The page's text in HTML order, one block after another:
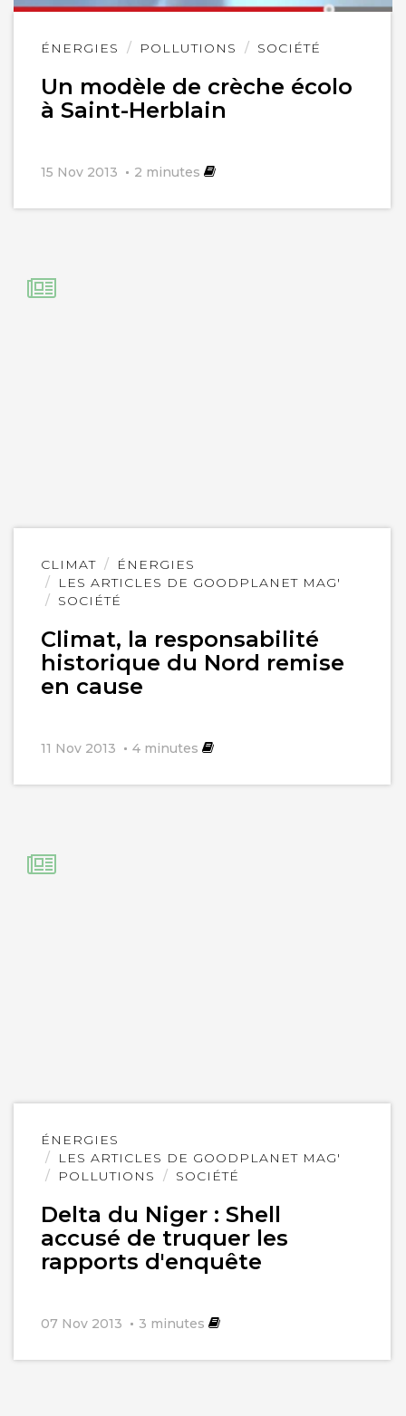
ÉNERGIES POLLUTIONS SOCIÉTÉ
Un modèle de crèche écolo
à Saint-Herblain
15 Nov 2013 2 minutes
Lire
CLIMAT
ÉNERGIES
LES ARTICLES DE GOODPLANET MAG'
SOCIÉTÉ
Climat, la responsabilité
historique du Nord remise
en cause
11 Nov 2013 4 minutes
Lire
l'article
ÉNERGIES
LES ARTICLES DE GOODPLANET MAG'
POLLUTIONS
SOCIÉTÉ
Delta du Niger : Shell
accusé de truquer les
rapports d'enquête
07 Nov 2013 3 minutes
Lire
l'article